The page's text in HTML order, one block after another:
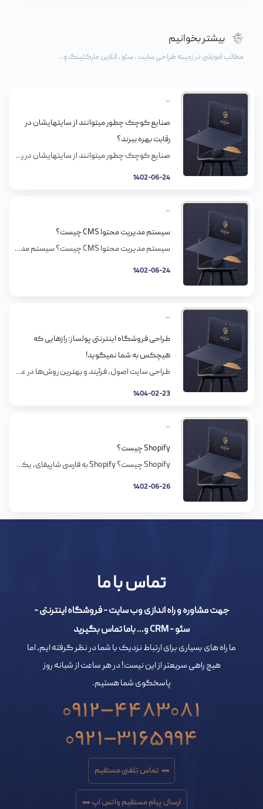
بیشتر بخوانیم
مطالب آموزشی در زمینه طراحی سایت ، سئو ، آنلاین مارکتینگ و...
صنایع کوچک چطور میتوانند از سایتهایشان در
رقابت بهره ببرند؟
صنایع کوچک چطور میتوانند از سایتهایشان در رقابت بهره ببرند؟ کاری کنید رتبه سایتتون از رتبه سایت برندهای با تجربه بالا بزنه و از این طریق روی اینترنت به کسب و کار کوچیکتون ظاهر بزرگی بدید. اگه از کسایی که دستی تو فناوری دارند و رشد خوبی تو این زمینه دارند نظرشونو در مورد بی […]
1402-06-24
سیستم مدیریت محتوا CMS چیست؟
سیستم مدیریت محتوا CMS چیست؟ سیستم مدیریت محتوا، یک نرم افزار کاربردی، یا مجموعه ای از برنامه های مرتبط ست که برای تشکیل و مدیریت متن دیجیتال به کار می رود. CMSها برای مدیریت محتوای سازمانی (ٍECM) و مدیریت محتوای وب ( WCM)استفاده می شوند. یک ECM همکاری در محل کار را، به وسیله ی […]
1402-06-24
طراحی فروشگاه اینترنتی پولساز: رازهایی که
هیچکس به شما نمیگوید!
طراحی سایت اصول، فرآیند و بهترین روش‌ها در عصر دیجیتال امروز، وب‌سایت‌ها به عنوان ویترین آنلاین کسب‌وکارها، نهادها و حتی افراد، نقشی حیاتی در ارتباط با مخاطبان، ارائه خدمات و دستیابی به اهداف گوناگون ایفا می‌کنند طراحی سایت، فرآیندی است که به خلق این ویترین‌ها می‌پردازد و نیازمند درک عمیقی از اصول طراحی، فناوری‌های وب و نیازهای کاربران است این مقاله به بررسی جامع طراحی سایت، اصول کلیدی آن، فرآیند طراحی، و بهترین روش‌های موجود می‌پردازد تا راهنمای کاملی برای طراحان وب، صاحبان کسب‌وکارها و علاقه‌مندان به این حوزه باشد
1404-02-23
Shopify چیست؟
Shopify چیست؟ Shopify به فارسی شاپیفای، یکی دیگه از پلتفرم های CMS میزبان همه در یکی است. نیازی به خرید میزبانی، نصب هرگونه نرم افزار یا مدیریت مواردی مانند به روزرسانی و پشتیبان گیری نخواهید داشت. این یک رابط مستقیم کشیدن و رها کردن (drag & drop) است. این پلتفرم از فروش درون فروشگاهی پشتیبانی […]
1402-06-26
تماس با ما
جهت مشاوره و راه اندازی وب سایت - فروشگاه اینترنتی -
سئو - CRM و... باما تماس بگیرید
ما راه های بسیاری برای ارتباط نزدیک با شما در نظر گرفته ایم، اما
هیچ راهی سریعتر از این نیست! در هر ساعت از شبانه روز
پاسخگوی شما هستیم.
0912-4483081
0921-3165994
تماس تلفنی مستقیم
ارسال پیام مستقیم واتس اپ